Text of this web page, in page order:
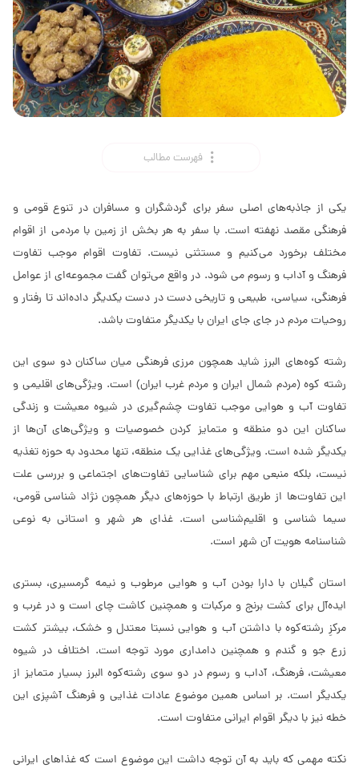
فهرست مطالب
یکی از جاذبه‌های اصلی سفر برای گردشگران و مسافران در تنوع قومی و
فرهنگی مقصد نهفته است. با سفر به هر بخش از زمین با مردمی از اقوام
مختلف برخورد می‌کنیم و مستثنی نیست. تفاوت اقوام موجب تفاوت
فرهنگ و آداب و رسوم می­ شود. در واقع می‌توان گفت مجموعه‌ای از عوامل
فرهنگی، سیاسی، طبیعی و تاریخی دست در دست یکدیگر داده‌اند تا رفتار و
روحیات مردم در جای جای ایران با یکدیگر متفاوت باشد.
رشته کوه‌های البرز شاید همچون مرزی فرهنگی میان ساکنان دو سوی این
رشته کوه (مردم شمال ایران و مردم غرب ایران) است. ویژگی‌های اقلیمی و
تفاوت آب و هوایی‌ موجب تفاوت چشم‌گیری در شیوه معیشت و زندگی‌
ساکنان این دو منطقه و متمایز کردن خصوصیات و ویژگی‌های آن‌ها از
یکدیگر شده است. ویژگی‌های غذایی‌ یک منطقه، تنها محدود به حوزه تغذیه
نیست، بلکه منبعی‌ مهم برای شناسایی تفاوت‌های اجتماعی‌ و بررسی علت
این تفاوت‌ها از طریق ارتباط با حوزه‌های دیگر همچون نژاد شناسی‌ قومی،
سیما شناسی‌ و اقلیم‌شناسی‌ است. غذای هر شهر و استانی به نوعی
شناسنامه هویت آن شهر است.
استان گیلان با دارا بودن آب و هوایی‌ مرطوب و نیمه گرمسیری، بستری
ایده‌آل برای کشت برنج و مرکبات و همچنین کاشت چای است و در غرب و
مرکزِ رشته‌کوه با داشتن آب و هوایی‌ نسبتا معتدل و خشک، بیشتر کشت
زرع جو و گندم و همچنین دامداری مورد توجه است. اختلاف در شیوه
معیشت، فرهنگ، آداب و رسوم در دو سوی رشته‌کوه البرز بسیار متمایز از
یکدیگر است. بر اساس همین موضوع عادات غذایی‌ و فرهنگ آشپزی این
خطه نیز با دیگر اقوام ایرانی متفاوت است.
نکته مهمی که باید به آن توجه داشت این موضوع است که غذاهای ایرانی‌